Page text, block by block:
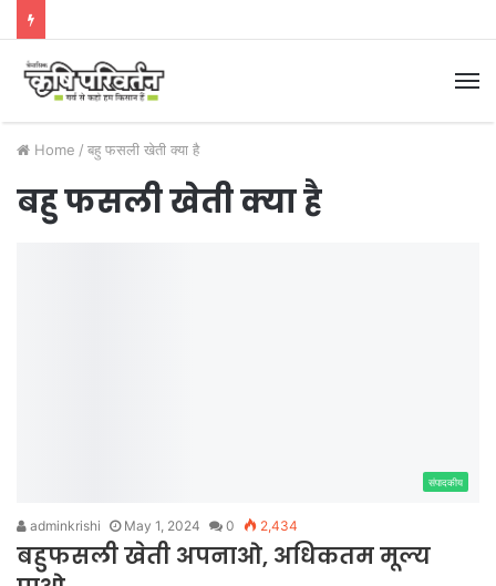
Home / बहु फसली खेती क्या है
बहु फसली खेती क्या है
संपादकीय
adminkrishi May 1, 2024 0 2,434
बहुफसली खेती अपनाओ, अधिकतम मूल्य